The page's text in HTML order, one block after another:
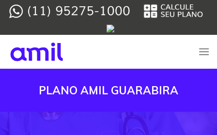
Skip
PLANO AMIL GUARABIRA